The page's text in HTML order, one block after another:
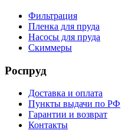
Фильтрация
Пленка для пруда
Насосы для пруда
Скиммеры
Роспруд
Доставка и оплата
Пункты выдачи по РФ
Гарантии и возврат
Контакты